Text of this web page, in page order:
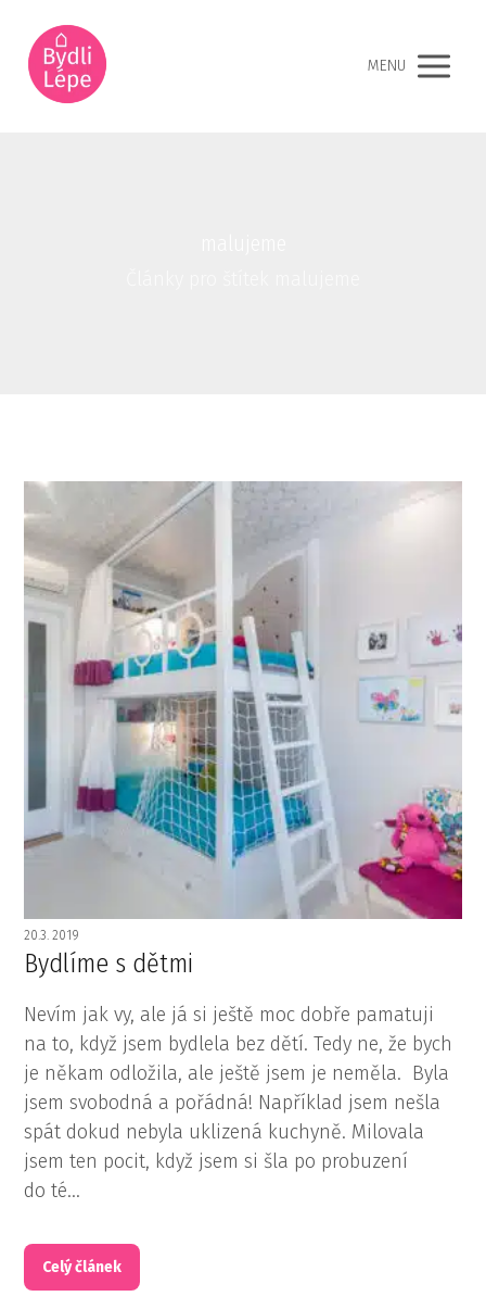
MENU
20.3. 2019
Bydlíme s dětmi
Nevím jak vy, ale já si ještě moc dobře pamatuji
na to, když jsem bydlela bez dětí. Tedy ne, že bych
je někam odložila, ale ještě jsem je neměla. Byla
jsem svobodná a pořádná! Například jsem nešla
spát dokud nebyla uklizená kuchyně. Milovala
jsem ten pocit, když jsem si šla po probuzení
do té...
Celý článek